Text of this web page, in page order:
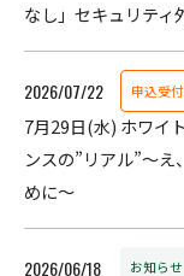
なし」セキュリティ
2026/07/22 申込受
7月29日(水) ホワイ
ンスの”リアル”〜
めに～
2026/06/18 お知らせ